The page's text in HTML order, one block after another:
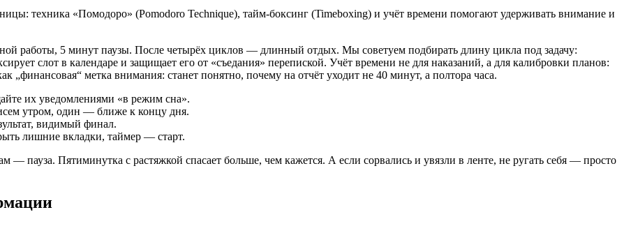
техника «Помодоро» (Pomodoro Technique), тайм‑боксинг (Timeboxing) и учёт времени помогают удерживать внимание и
работы, 5 минут паузы. После четырёх циклов — длинный отдых. Мы советуем подбирать длину цикла под задачу:
слот в календаре и защищает его от «съедания» перепиской. Учёт времени не для наказаний, а для калибровки планов:
„финансовая“ метка внимания: станет понятно, почему на отчёт уходит не 40 минут, а полтора часа.
их уведомлениями «в режим сна».
утром, один — ближе к концу дня.
видимый финал.
лишние вкладки, таймер — старт.
пауза. Пятиминутка с растяжкой спасает больше, чем кажется. А если сорвались и увязли в ленте, не ругать себя — просто